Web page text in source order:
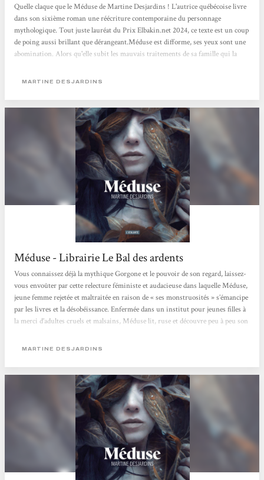
Quelle claque que le Méduse de Martine Desjardins ! L'autrice québécoise livre
dans son sixième roman une réécriture contemporaine du personnage
mythologique. Tout juste lauréat du Prix Elbakin.net 2024, ce texte est un coup
de poing aussi brillant que dérangeant.Méduse est difforme, ses yeux sont une
abomination. Alors qu'elle subit les mauvais traitements de sa famille qui la
par être abandonnée par ses parents dans un institut isolé...Méduse interroge la
MARTINE DESJARDINS
Méduse - Librairie Le Bal des ardents
Vous connaissez déjà la mythique Gorgone et le pouvoir de son regard, laissez-
vous envoûter par cette relecture féministe et audacieuse dans laquelle Méduse,
jeune femme rejetée et maltraitée en raison de « ses monstruosités » s’émancipe
par les livres et la désobéissance. Enfermée dans un institut pour jeunes filles à
la merci d’adultes cruels et malsains, Méduse lit, ruse et découvre peu à peu son
flirte avec l’horreur, Martine Desjardins nous fascine avec ce récit...
MARTINE DESJARDINS